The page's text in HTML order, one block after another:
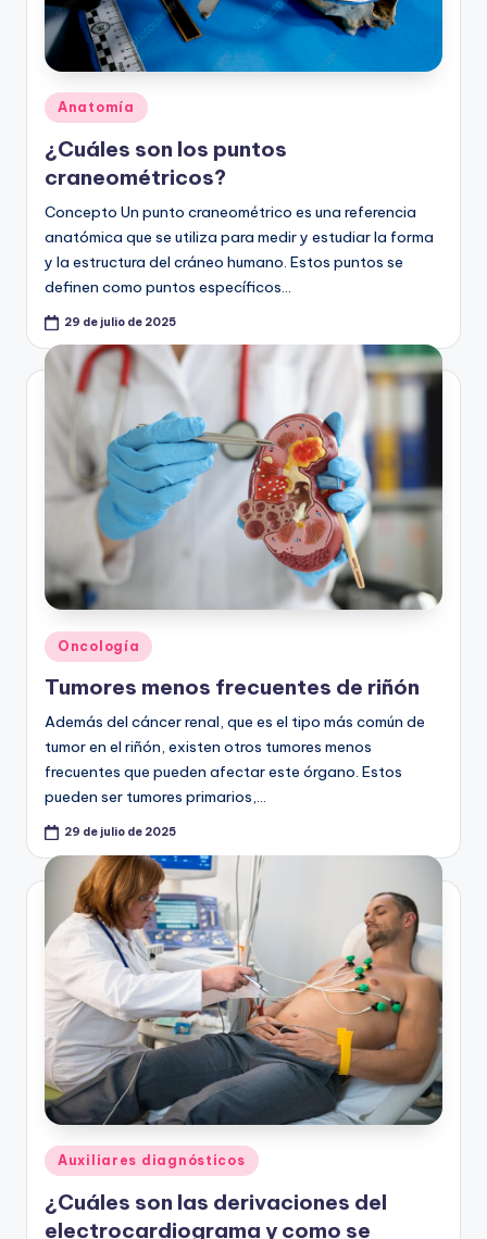
Publicado
en
Anatomía
¿Cuáles son los puntos
craneométricos?
Concepto Un punto craneométrico es una referencia
anatómica que se utiliza para medir y estudiar la forma
y la estructura del cráneo humano. Estos puntos se
definen como puntos específicos…
29 de julio de 2025
Publicado
en
Oncología
Tumores menos frecuentes de riñón
Además del cáncer renal, que es el tipo más común de
tumor en el riñón, existen otros tumores menos
frecuentes que pueden afectar este órgano. Estos
pueden ser tumores primarios,…
29 de julio de 2025
Publicado
en
Auxiliares diagnósticos
¿Cuáles son las derivaciones del
electrocardiograma y como se